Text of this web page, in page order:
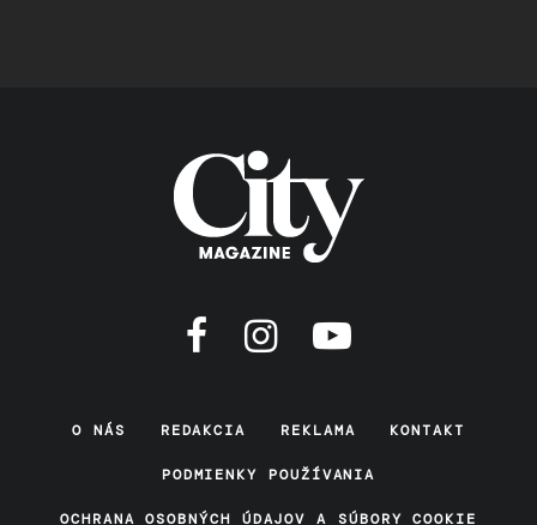
O NÁS REDAKCIA REKLAMA KONTAKT
PODMIENKY POUŽÍVANIA
OCHRANA OSOBNÝCH ÚDAJOV A SÚBORY COOKIE